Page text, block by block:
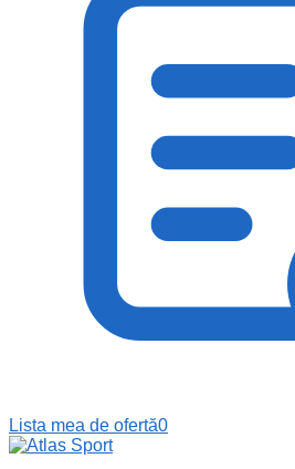
Lista mea de ofertă0